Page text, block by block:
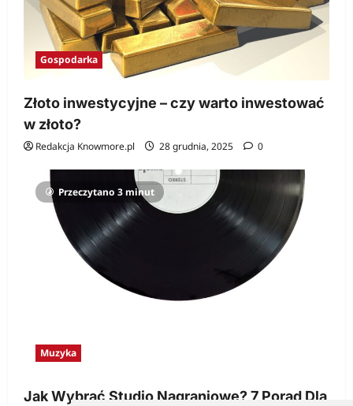
Gospodarka
Złoto inwestycyjne – czy warto inwestować
w złoto?
Redakcja Knowmore.pl 28 grudnia, 2025 0
Przeczytano 3 minut
Muzyka
Jak Wybrać Studio Nagraniowe? 7 Porad Dla